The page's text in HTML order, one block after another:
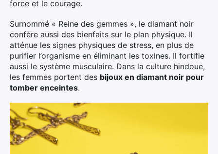
force et le courage.
Surnommé « Reine des gemmes », le diamant noir
confère aussi des bienfaits sur le plan physique. Il
atténue les signes physiques de stress, en plus de
purifier l’organisme en éliminant les toxines. Il fortifie
aussi le système musculaire. Dans la culture hindoue,
les femmes portent des bijoux en diamant noir pour
tomber enceintes.